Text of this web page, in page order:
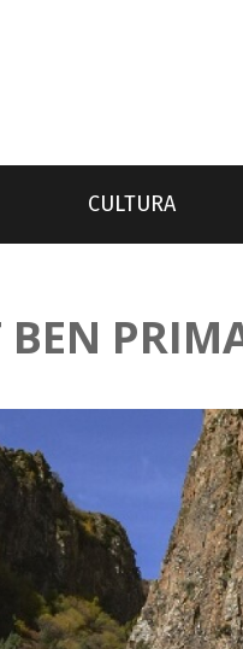
CULTURA